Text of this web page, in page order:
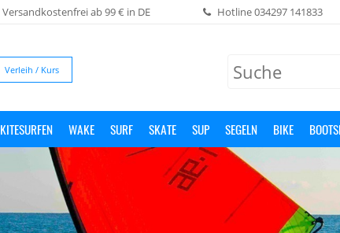
Versandkostenfrei ab 99 € in DE Hotline034297 141833
Verleih / Kurs
KITESURFEN WAKE SURF SKATE SUP SEGELN BIKE